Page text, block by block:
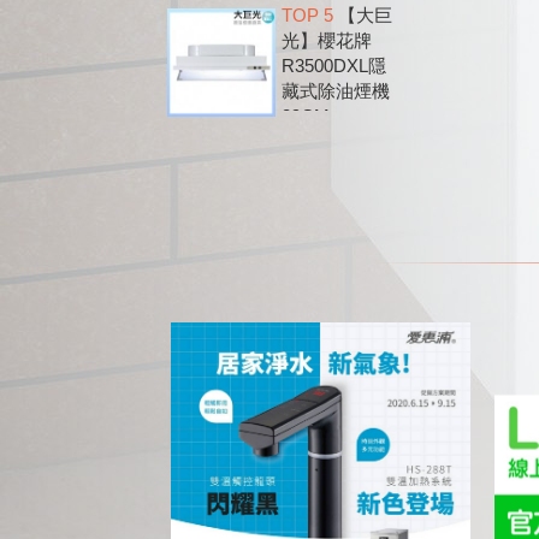
除油煙機
DR7790B
TOP 5【大巨
光】櫻花牌
R3500DXL隱
藏式除油煙機
89CM